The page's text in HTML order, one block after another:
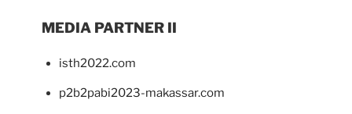
MEDIA PARTNER II
isth2022.com
p2b2pabi2023-makassar.com